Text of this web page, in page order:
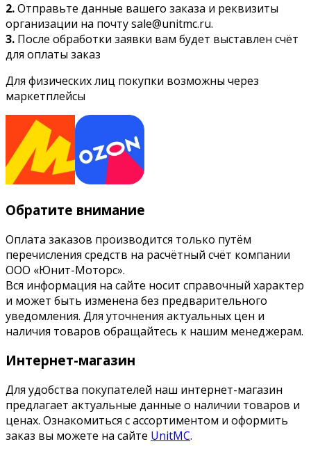
2.Отправьте данные вашего заказа и реквизиты
организации на почту sale@unitmc.ru.
3. После обработки заявки вам будет выставлен счёт
для оплаты заказ
Для физических лиц покупки возможны через
маркетплейсы
Обратите внимание
Оплата заказов производится только путём
перечисления средств на расчётный счёт компании
ООО «Юнит-Моторс».
Вся информация на сайте носит справочный характер
и может быть изменена без предварительного
уведомления. Для уточнения актуальных цен и
наличия товаров обращайтесь к нашим менеджерам.
Интернет-магазин
Для удобства покупателей наш интернет-магазин
предлагает актуальные данные о наличии товаров и
ценах. Ознакомиться с ассортиментом и оформить
заказ вы можете на сайте UnitMC.